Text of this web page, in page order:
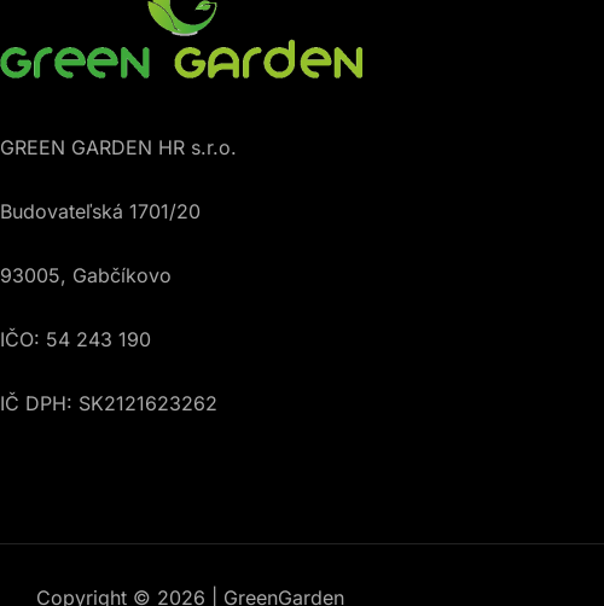
GREEN GARDEN HR s.r.o.
Budovateľská 1701/20
93005, Gabčíkovo
IČO: 54 243 190
IČ DPH: SK2121623262
Copyright © 2026 | GreenGarden